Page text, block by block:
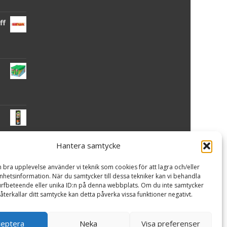
Hantera samtycke
bra upplevelse använder vi teknik som cookies för att lagra och/eller
När du samtycker till dessa tekniker kan vi behandla
eller unika ID:n på denna webbplats. Om du inte samtycker
ditt samtycke kan detta påverka vissa funktioner negativt.
Neka Visa preferenser